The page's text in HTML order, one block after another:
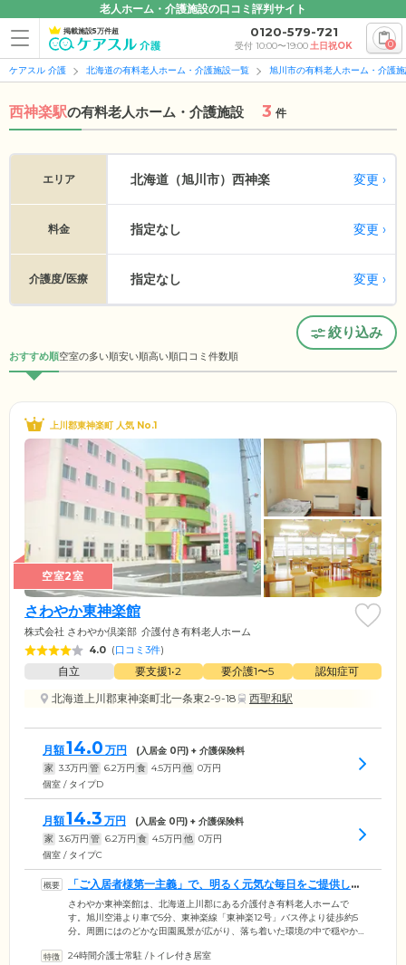
老人ホーム・介護施設の口コミ評判サイト
掲載施設5万件超 0120-579-721
受付 10:00〜19:00土日祝OK 0
ケアスル 介護 北海道の有料老人ホーム・介護施設一覧 旭川市の有料老人ホーム・介護
西神楽駅の有料老人ホーム・介護施設 3 件
エリア 北海道（旭川市） 西神楽 変更
料金 指定なし 変更
介護度/医療 指定なし 変更
絞り込み
おすすめ順空室の多い順安い順高い順口コミ件数順
上川郡東神楽町 人気 No.1
空室2室
さわやか東神楽館
株式会社 さわやか倶楽部 介護付き有料老人ホーム
4.0 (口コミ3件)
自立 要支援1•2 要介護1〜5
認知症可
北海道上川郡東神楽町北一条東2-9-18
西聖和駅
月額14.0 万円 (入居金 0円) + 介護保険料
家 3.3万円 管 6.2万円 食 4.5万円 他 0万円
個室 / タイプD
月額14.3 万円 (入居金 0円) + 介護保険料
家 3.6万円 管 6.2万円 食 4.5万円 他 0万円
個室 / タイプC
「ご入居者様第一主義」で、明るく元気な毎日をご提供しま
す
さわやか東神楽館は、北海道上川郡にある介護付き有料老人ホームで
す。旭川空港より車で5分、東神楽線「東神楽12号」バス停より徒歩約5
分。周囲にはのどかな田園風景が広がり、落ち着いた環境の中で穏やか
「ご入居者様第一主義」をモットーに掲げ、ご入居者様が安心していき
24時間介護士常駐 /トイレ付き居室